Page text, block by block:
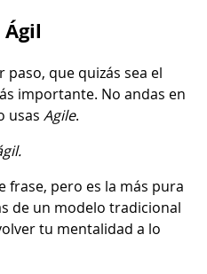
que quizás sea el
importante. No andas en
usas Agile.
frase, pero es la más pura
de un modelo tradicional
tu mentalidad a lo